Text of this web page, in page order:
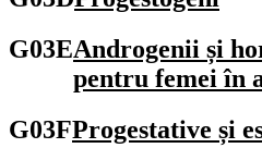
G03EAndrogenii și
pentru femei în
G03FProgestative și